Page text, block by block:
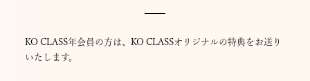
KO CLASS年会員の方は、KO CLASSオリジナルの特典をお送り
いたします。